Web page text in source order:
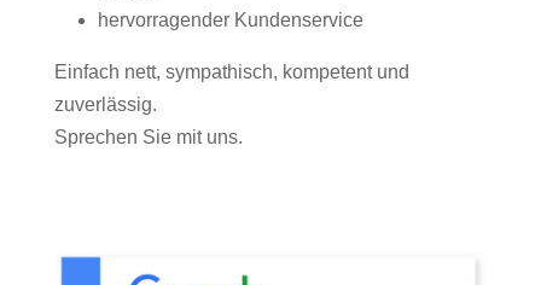
hervorragender Kundenservice
Einfach nett, sympathisch, kompetent und
zuverlässig.
Sprechen Sie mit uns.